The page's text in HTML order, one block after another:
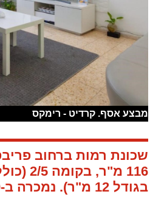
מבצע אסף. קרדיט - רימקס
116 מ"ר, בקומה 2/5 (כולל
בגודל 12 מ"ר).
נמכרה ב-1,340,000 ש"ח.